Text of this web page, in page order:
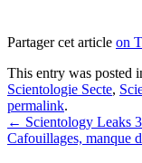
Partager cet article on
This entry was posted
Scientologie Secte,
permalink.
Post
navigation
← Scientology Leaks
Cafouillages, manque